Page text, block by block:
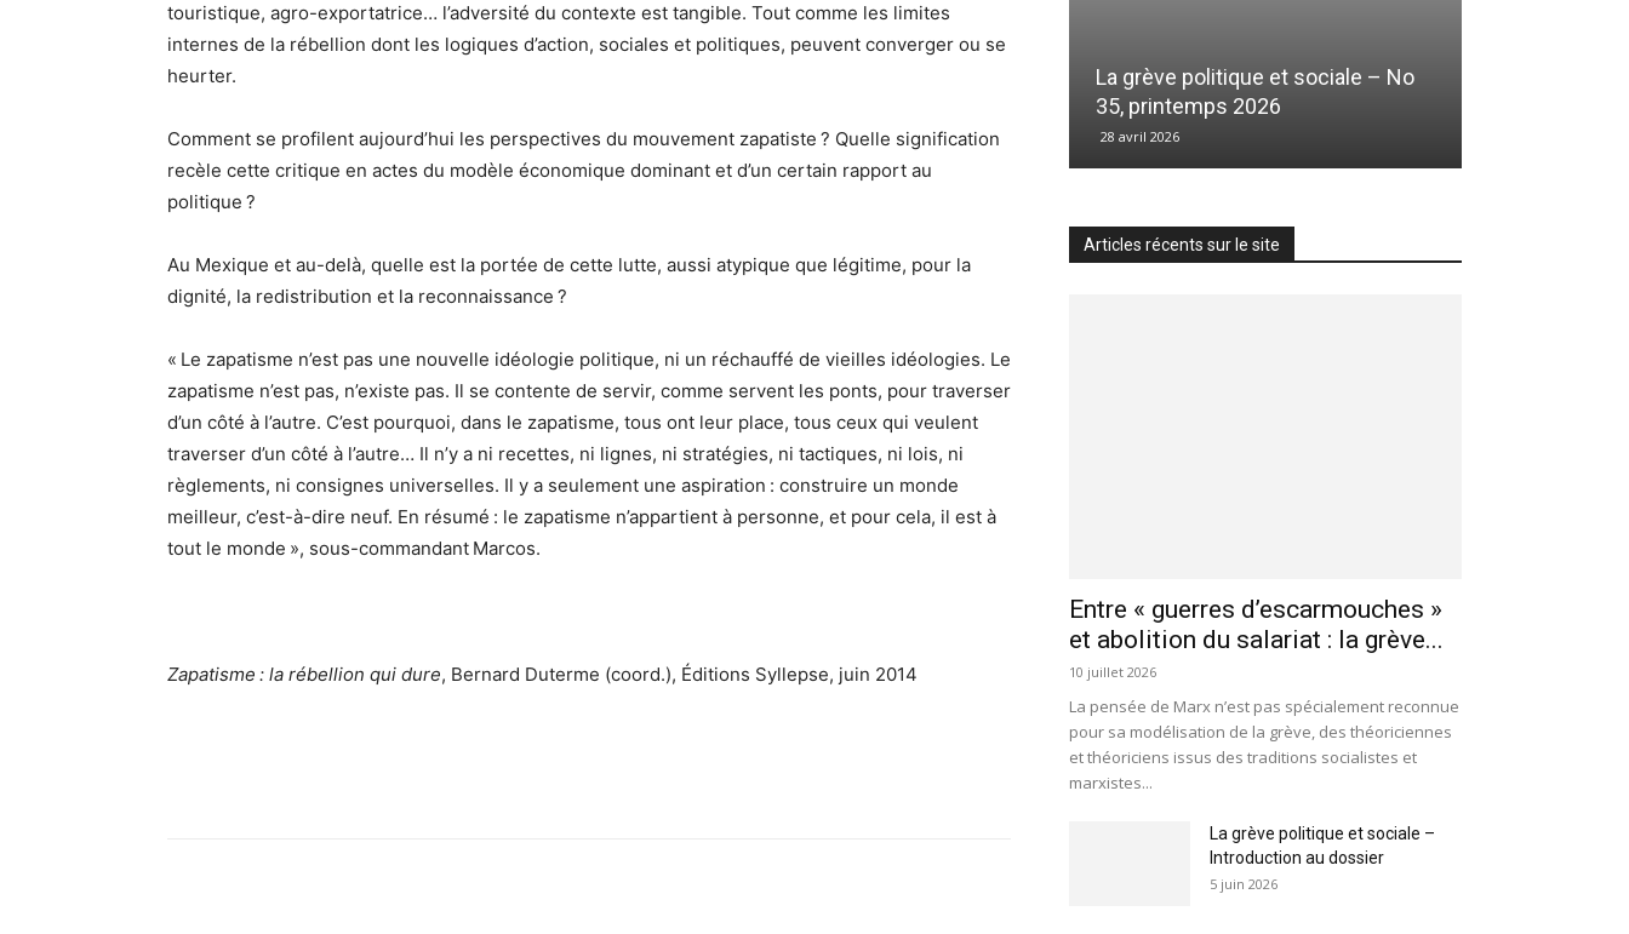
touristique, agro-exportatrice… l’adversité du contexte est tangible. Tout comme les limites
internes de la rébellion dont les logiques d’action, sociales et politiques, peuvent converger ou se
heurter.
Comment se profilent aujourd’hui les perspectives du mouvement zapatiste ? Quelle signification
recèle cette critique en actes du modèle économique dominant et d’un certain rapport au
politique ?
Au Mexique et au-delà, quelle est la portée de cette lutte, aussi atypique que légitime, pour la
dignité, la redistribution et la reconnaissance ?
« Le zapatisme n’est pas une nouvelle idéologie politique, ni un réchauffé de vieilles idéologies. Le
zapatisme n’est pas, n’existe pas. Il se contente de servir, comme servent les ponts, pour traverser
d’un côté à l’autre. C’est pourquoi, dans le zapatisme, tous ont leur place, tous ceux qui veulent
traverser d’un côté à l’autre… Il n’y a ni recettes, ni lignes, ni stratégies, ni tactiques, ni lois, ni
règlements, ni consignes universelles. Il y a seulement une aspiration : construire un monde
meilleur, c’est-à-dire neuf. En résumé : le zapatisme n’appartient à personne, et pour cela, il est à
tout le monde », sous-commandant Marcos.
Zapatisme : la rébellion qui dure, Bernard Duterme (coord.), Éditions Syllepse, juin 2014
La grève politique et sociale – No
35, printemps 2026
28 avril 2026
Articles récents sur le site
Entre « guerres d’escarmouches »
et abolition du salariat : la grève...
10 juillet 2026
La pensée de Marx n’est pas spécialement reconnue
pour sa modélisation de la grève, des théoriciennes
et théoriciens issus des traditions socialistes et
marxistes...
La grève politique et sociale –
Introduction au dossier
5 juin 2026